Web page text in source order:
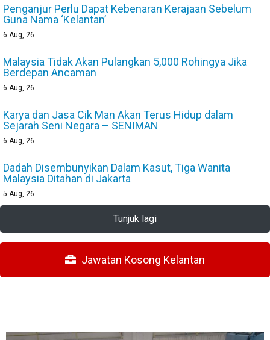
Penganjur Perlu Dapat Kebenaran Kerajaan Sebelum
Guna Nama ‘Kelantan’
6 Aug, 26
Malaysia Tidak Akan Pulangkan 5,000 Rohingya Jika
Berdepan Ancaman
6 Aug, 26
Karya dan Jasa Cik Man Akan Terus Hidup dalam
Sejarah Seni Negara – SENIMAN
6 Aug, 26
Dadah Disembunyikan Dalam Kasut, Tiga Wanita
Malaysia Ditahan di Jakarta
5 Aug, 26
Tunjuk lagi
Jawatan Kosong Kelantan